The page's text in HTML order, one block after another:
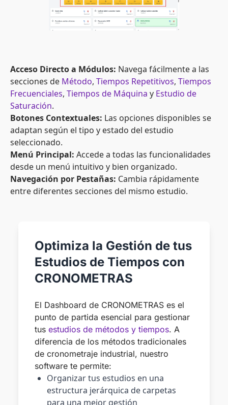
Acceso Directo a Módulos: Navega fácilmente a las
secciones de Método, Tiempos Repetitivos, Tiempos
Frecuenciales, Tiempos de Máquina y Estudio de
Saturación.
Botones Contextuales: Las opciones disponibles se
adaptan según el tipo y estado del estudio
seleccionado.
Menú Principal: Accede a todas las funcionalidades
desde un menú intuitivo y bien organizado.
Navegación por Pestañas: Cambia rápidamente
entre diferentes secciones del mismo estudio.
Optimiza la Gestión de tus
Estudios de Tiempos con
CRONOMETRAS
El Dashboard de CRONOMETRAS es el
punto de partida esencial para gestionar
tus estudios de métodos y tiempos. A
diferencia de los métodos tradicionales
de cronometraje industrial, nuestro
software te permite:
Organizar tus estudios en una
estructura jerárquica de carpetas
para una mejor gestión